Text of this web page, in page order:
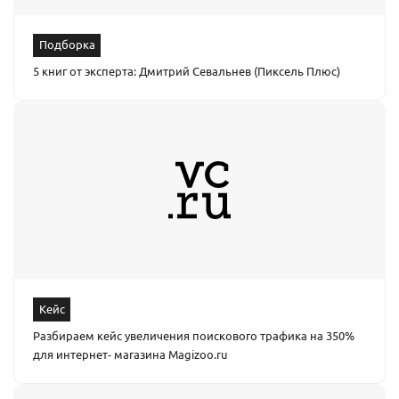
Подборка
5 книг от эксперта: Дмитрий Севальнев (Пиксель Плюс)
Кейс
Разбираем кейс увеличения поискового трафика на 350%
для интернет- магазина Magizoo.ru